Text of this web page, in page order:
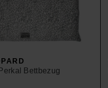
Bettbezug